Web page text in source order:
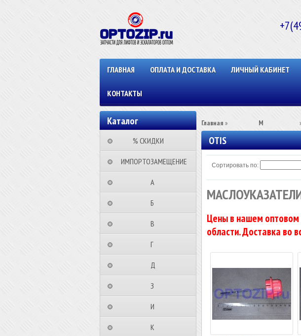
ГЛАВНАЯ ОПЛАТА И ДОСТАВКА ЛИЧНЫЙ КАБИНЕТ
КОНТАКТЫ
Каталог
⠀⠀⠀% СКИДКИ⠀⠀⠀⠀
⠀ИМПОРТОЗАМЕЩЕНИЕ
⠀⠀⠀⠀⠀⠀А⠀⠀⠀⠀⠀⠀⠀
⠀⠀⠀⠀⠀⠀Б⠀⠀⠀⠀⠀⠀⠀
⠀⠀⠀⠀⠀⠀В⠀⠀⠀⠀⠀⠀⠀
⠀⠀⠀⠀⠀⠀Г⠀⠀⠀⠀⠀⠀⠀
⠀⠀⠀⠀⠀⠀Д⠀⠀⠀⠀⠀⠀⠀
⠀⠀⠀⠀⠀⠀З⠀⠀⠀⠀⠀⠀⠀
⠀⠀⠀⠀⠀⠀И⠀⠀⠀⠀⠀⠀⠀
⠀⠀⠀⠀⠀⠀К⠀⠀⠀⠀⠀⠀⠀
Главная » ⠀⠀⠀⠀⠀⠀М⠀⠀⠀⠀⠀⠀⠀
OTIS
Сортировать по:
Цены в нашем оптовом
области. Доставка во